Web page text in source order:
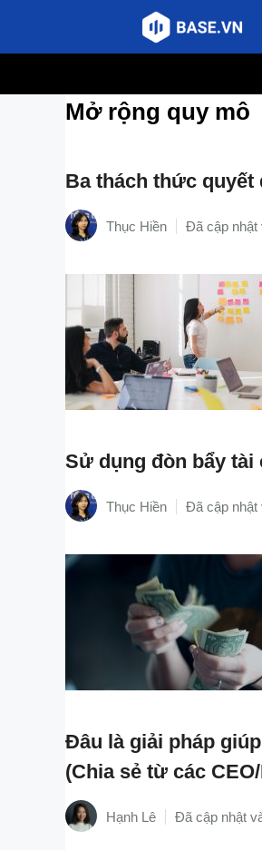
Mở rộng quy mô
Ba thách thức
Thục Hiền
Sử dụng đòn bẩy
Thục Hiền
Đâu là giải pháp
(Chia sẻ từ các
Hạnh Lê